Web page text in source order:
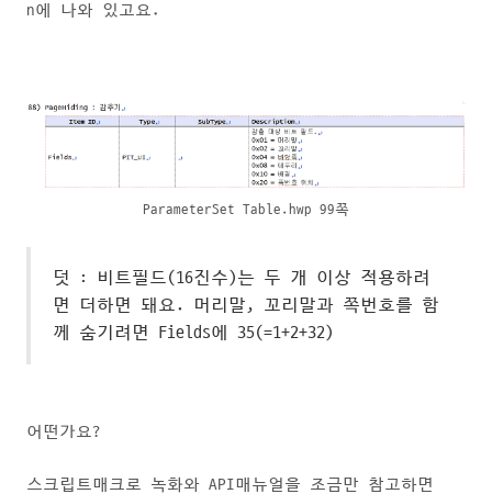
n에 나와 있고요.
ParameterSet Table.hwp 99쪽
덧 : 비트필드(16진수)는 두 개 이상 적용하려
면 더하면 돼요. 머리말, 꼬리말과 쪽번호를 함
께 숨기려면 Fields에 35(=1+2+32)
어떤가요?
스크립트매크로 녹화와 API매뉴얼을 조금만 참고하면